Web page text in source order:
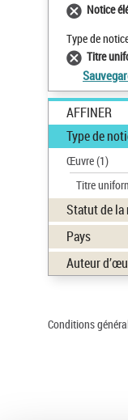
Notice
Type de
Titre
AFFINER
Type de
Œuvre(1)
Titre
Statut de la
Pays
Auteur
Conditions